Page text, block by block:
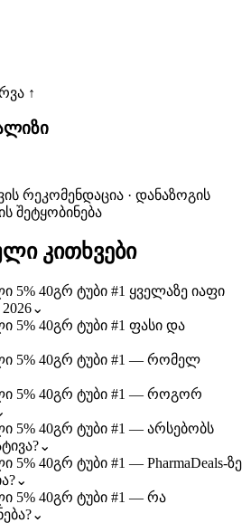
↑
რეკომენდაცია · დანაზოგის
შეტყობინება
კითხვები
5% 40გრ ტუბი #1 ყველაზე იაფი
⌄
5% 40გრ ტუბი #1 ფასი და
5% 40გრ ტუბი #1 — რომელ
5% 40გრ ტუბი #1 — როგორ
5% 40გრ ტუბი #1 — არსებობს
⌄
5% 40გრ ტუბი #1 — PharmaDeals-ზე
⌄
5% 40გრ ტუბი #1 — რა
⌄